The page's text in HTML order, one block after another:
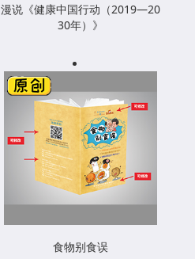
漫说《健康中国行动（2019—20
30年）》
食物别食误